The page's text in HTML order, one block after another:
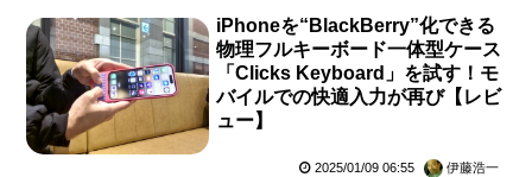
iPhoneを“BlackBerry”化できる
物理フルキーボード一体型ケース
「Clicks Keyboard」を試す！モ
バイルでの快適入力が再び【レビ
ュー】
2025/01/09 06:55 伊藤浩一